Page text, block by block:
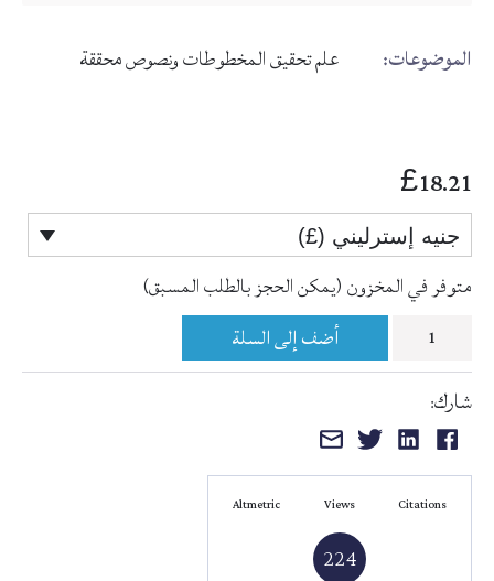
الموضوعات: علم تحقيق المخطوطات ونصوص محققة
£18.21
جنيه إسترليني (£)
متوفر في المخزون (يمكن الحجز بالطلب المسبق)
إرشاد
العجم
لأعمال
الجذور
الصم
أضف إلى السلة
شارك:
المشاركة
على
الفيسبوك
المشاركة
على
لينكد
المشاركة
على
تويتر
عبر
الإلكتروني
Citations
Views
224
Altmetric